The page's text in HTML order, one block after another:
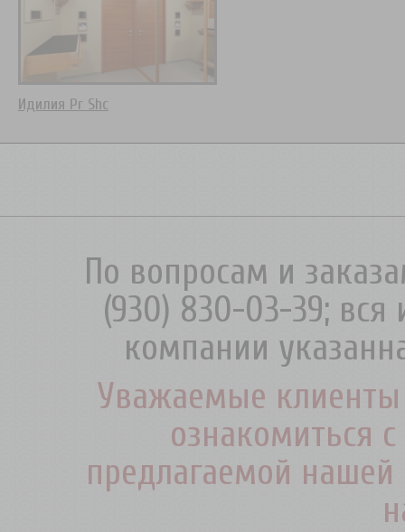
Идилия Pr Shc
По вопросам и
(930) 830-03-39;
компании
Уважаемые
ознакомиться
предлагаемой